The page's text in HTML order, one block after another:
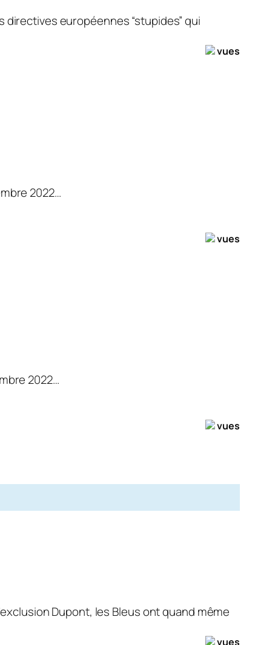
directives euro­péennes “stupides” qui
vues
2022…
vues
2022…
vues
Dupont, les Bleus ont quand même
vues